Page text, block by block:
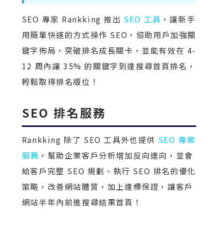
SEO 專家 Rankking 推出 SEO 工具 ，讓新手
用簡單快速的方式操作 SEO，協助用戶加強關
鍵字佈局，突破排名成長關卡，並能有效在 4-
12 周內讓 35% 的關鍵字到達搜尋首頁排名，
輕鬆取得排名版位！
SEO 排名服務
Rankking 除了 SEO 工具外也提供 SEO 專案
服務 ，幫助企業客戶分析增加反向連向，並會
給客戶完整 SEO 規劃、執行 SEO 排名的優化
策略，改善網站體質，加上達標保證，讓客戶
網站半年內前進搜尋結果首頁！